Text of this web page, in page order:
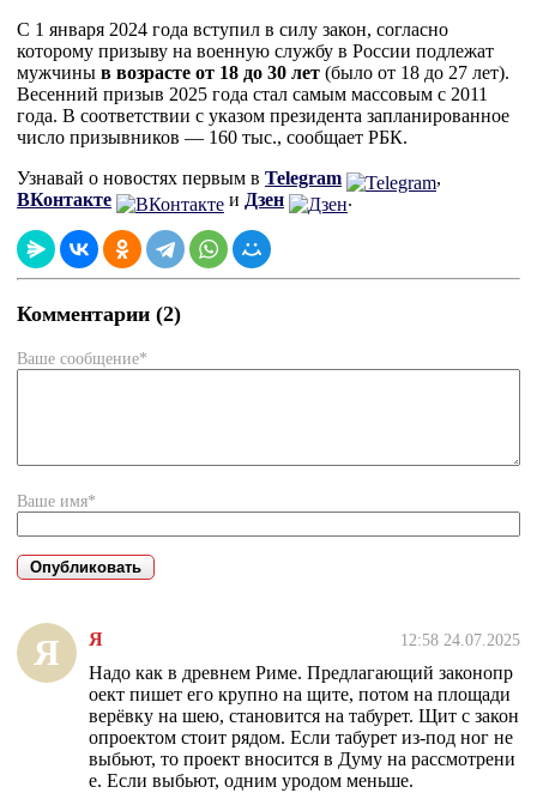
С 1 января 2024 года вступил в силу закон, согласно
которому призыву на военную службу в России подлежат
мужчины в возрасте от 18 до 30 лет (было от 18 до 27 лет).
Весенний призыв 2025 года стал самым массовым с 2011
года. В соответствии с указом президента запланированное
число призывников — 160 тыс., сообщает РБК.
Узнавай о новостях первым в Telegram
,
ВКонтакте
и Дзен .
Комментарии (2)
Ваше сообщение*
Ваше имя*
Я Я 12:58 24.07.2025
Надо как в древнем Риме. Предлагающий законопр
оект пишет его крупно на щите, потом на площади
верёвку на шею, становится на табурет. Щит с закон
опроектом стоит рядом. Если табурет из-под ног не
выбьют, то проект вносится в Думу на рассмотрени
е. Если выбьют, одним уродом меньше.